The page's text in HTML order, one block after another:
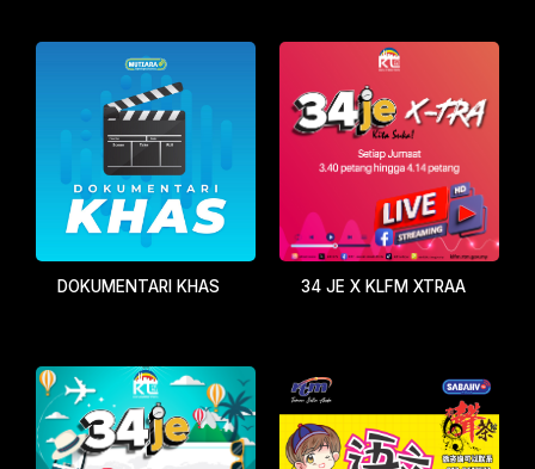
DOKUMENTARI KHAS 34 JE X KLFM XTRAA